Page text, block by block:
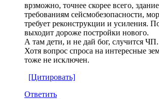
врзможно, точнее скорее всего,
требованиям сейсмобезопасности,
требует реконструкции и усиления.
выходит дороже постройки нового.
А там дети, и не дай бог, случится ЧП.
Хотя вопрос спроса на интересные
тоже не исключен.
[Цитировать]
Ответить